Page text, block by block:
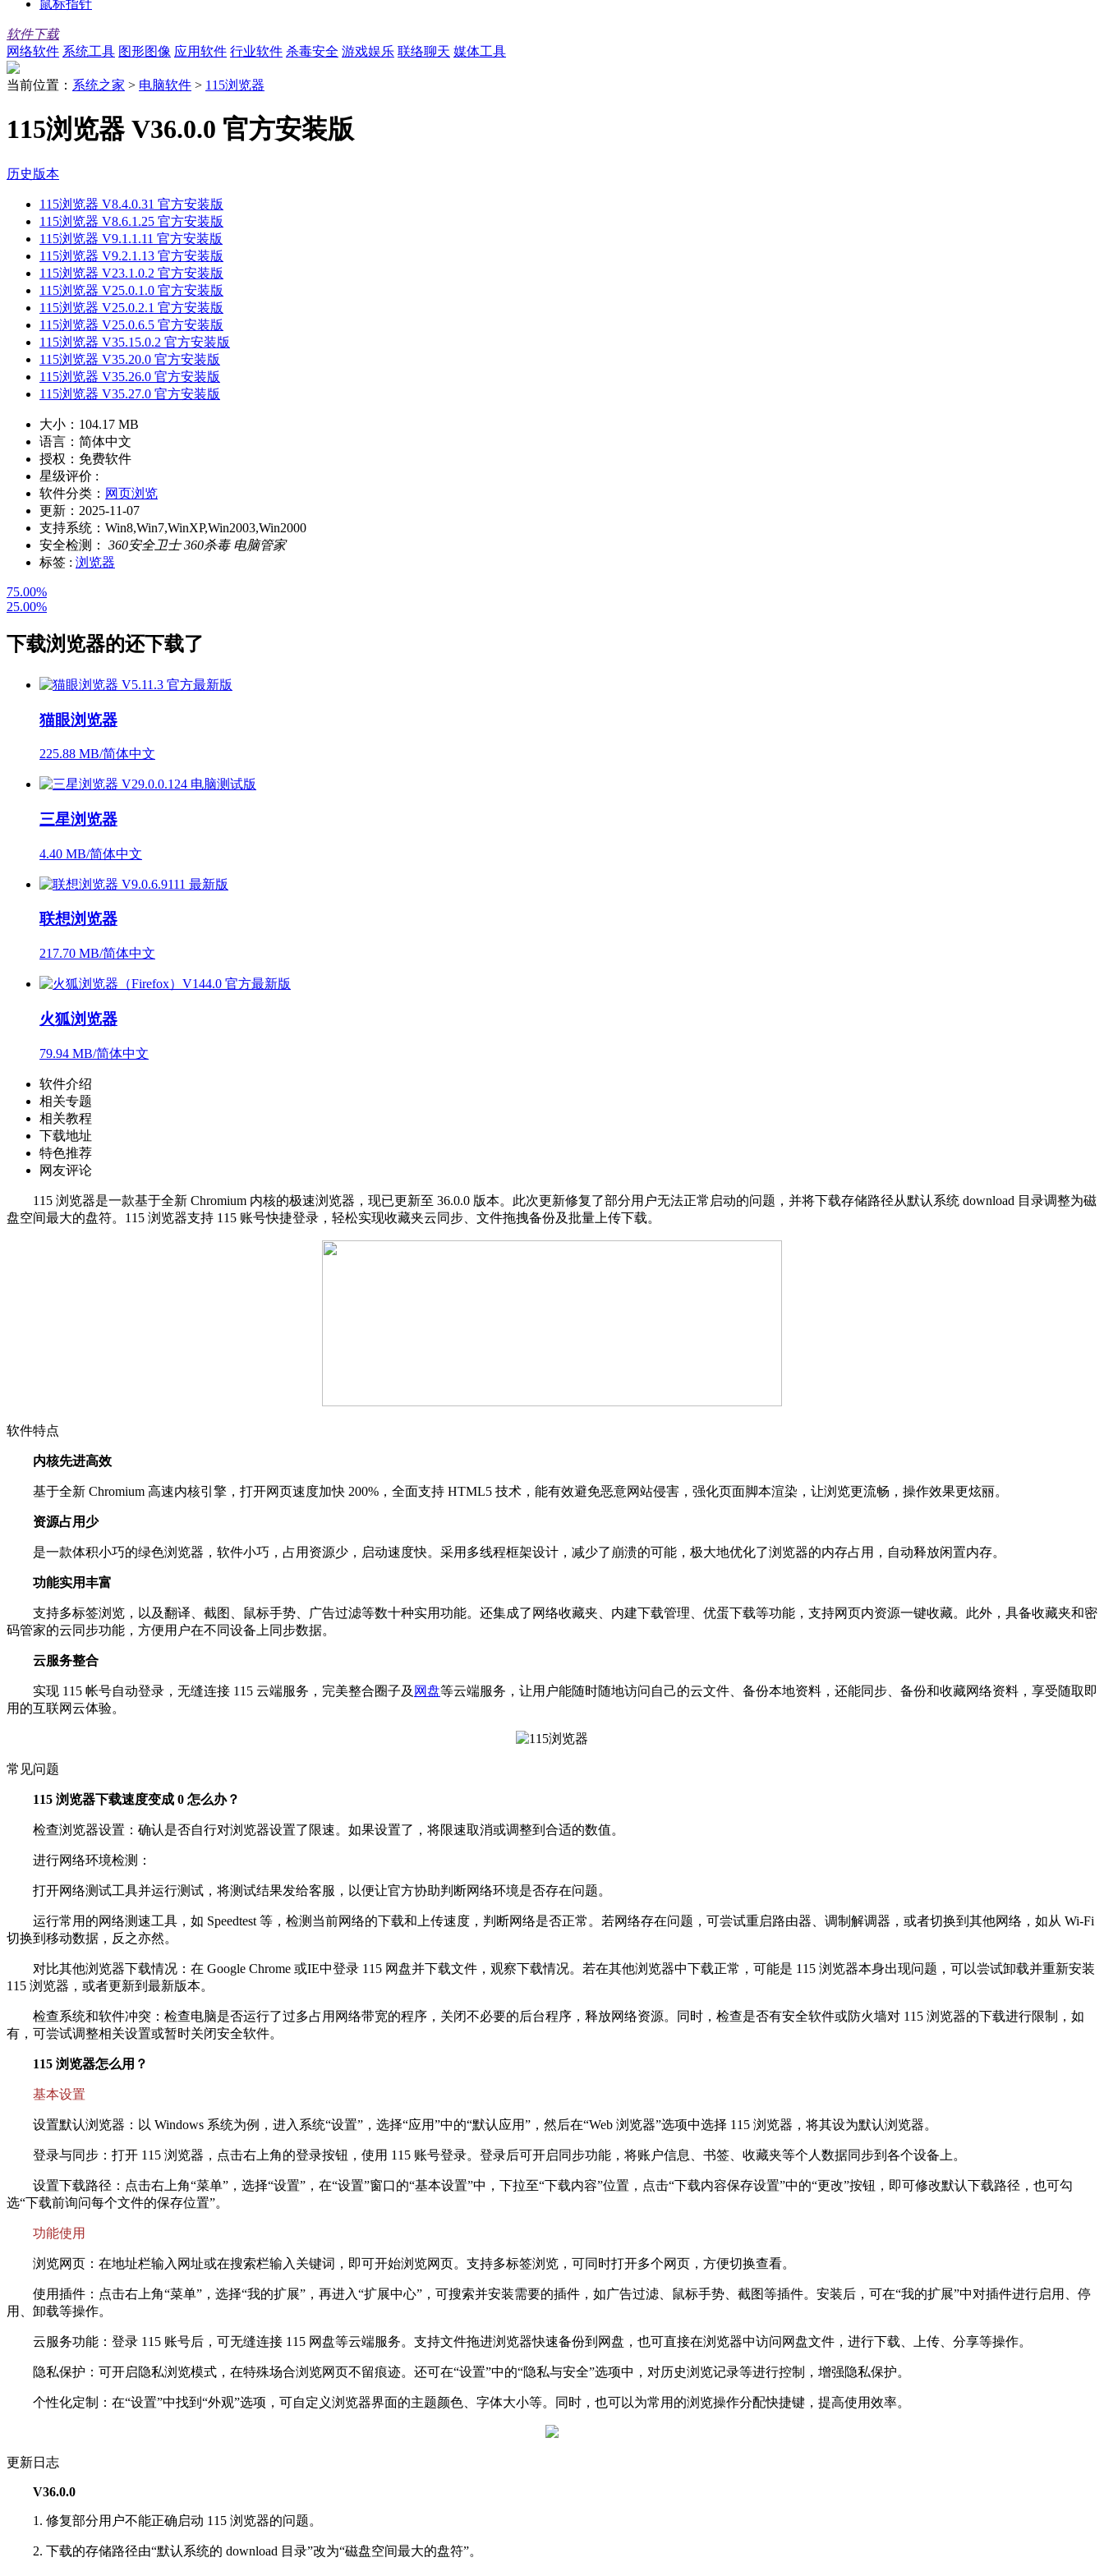
鼠标指针
软件下载
网络软件 系统工具 图形图像 应用软件 行业软件 杀毒安全 游戏娱乐 联络聊天 媒体工具
当前位置： 系统之家 > 电脑软件 > 115浏览器
115浏览器 V36.0.0 官方安装版
历史版本
115浏览器 V8.4.0.31 官方安装版
115浏览器 V8.6.1.25 官方安装版
115浏览器 V9.1.1.11 官方安装版
115浏览器 V9.2.1.13 官方安装版
115浏览器 V23.1.0.2 官方安装版
115浏览器 V25.0.1.0 官方安装版
115浏览器 V25.0.2.1 官方安装版
115浏览器 V25.0.6.5 官方安装版
115浏览器 V35.15.0.2 官方安装版
115浏览器 V35.20.0 官方安装版
115浏览器 V35.26.0 官方安装版
115浏览器 V35.27.0 官方安装版
大小： 104.17 MB
语言： 简体中文
授权： 免费软件
星级评价 :
软件分类： 网页浏览
更新： 2025-11-07
支持系统： Win8,Win7,WinXP,Win2003,Win2000
安全检测：
360安全卫士 360杀毒 电脑管家
标签 : 浏览器
75.00%
25.00%
下载浏览器的还下载了
猫眼浏览器
225.88 MB/简体中文
三星浏览器
4.40 MB/简体中文
联想浏览器
217.70 MB/简体中文
火狐浏览器
79.94 MB/简体中文
软件介绍
相关专题
相关教程
下载地址
特色推荐
网友评论
115 浏览器是一款基于全新 Chromium 内核的极速浏览器，现已更新至 36.0.0 版本。此次更新修复了部分用户无法正常启动的问题，并将下载存储路径从默认系统 download 目录调整为磁
盘空间最大的盘符。115 浏览器支持 115 账号快捷登录，轻松实现收藏夹云同步、文件拖拽备份及批量上传下载。
软件特点
内核先进高效
基于全新 Chromium 高速内核引擎，打开网页速度加快 200%，全面支持 HTML5 技术，能有效避免恶意网站侵害，强化页面脚本渲染，让浏览更流畅，操作效果更炫丽。
资源占用少
是一款体积小巧的绿色浏览器，软件小巧，占用资源少，启动速度快。采用多线程框架设计，减少了崩溃的可能，极大地优化了浏览器的内存占用，自动释放闲置内存。
功能实用丰富
支持多标签浏览，以及翻译、截图、鼠标手势、广告过滤等数十种实用功能。还集成了网络收藏夹、内建下载管理、优蛋下载等功能，支持网页内资源一键收藏。此外，具备收藏夹和密
码管家的云同步功能，方便用户在不同设备上同步数据。
云服务整合
实现 115 帐号自动登录，无缝连接 115 云端服务，完美整合圈子及 网盘等云端服务，让用户能随时随地访问自己的云文件、备份本地资料，还能同步、备份和收藏网络资料，享受随取即
用的互联网云体验。
常见问题
115 浏览器下载速度变成 0 怎么办？
检查浏览器设置：确认是否自行对浏览器设置了限速。如果设置了，将限速取消或调整到合适的数值。
进行网络环境检测：
打开网络测试工具并运行测试，将测试结果发给客服，以便让官方协助判断网络环境是否存在问题。
运行常用的网络测速工具，如 Speedtest 等，检测当前网络的下载和上传速度，判断网络是否正常。若网络存在问题，可尝试重启路由器、调制解调器，或者切换到其他网络，如从 Wi-Fi
切换到移动数据，反之亦然。
对比其他浏览器下载情况：在 Google Chrome 或IE中登录 115 网盘并下载文件，观察下载情况。若在其他浏览器中下载正常，可能是 115 浏览器本身出现问题，可以尝试卸载并重新安装
115 浏览器，或者更新到最新版本。
检查系统和软件冲突：检查电脑是否运行了过多占用网络带宽的程序，关闭不必要的后台程序，释放网络资源。同时，检查是否有安全软件或防火墙对 115 浏览器的下载进行限制，如
有，可尝试调整相关设置或暂时关闭安全软件。
115 浏览器怎么用？
基本设置
设置默认浏览器：以 Windows 系统为例，进入系统“设置”，选择“应用”中的“默认应用”，然后在“Web 浏览器”选项中选择 115 浏览器，将其设为默认浏览器。
登录与同步：打开 115 浏览器，点击右上角的登录按钮，使用 115 账号登录。登录后可开启同步功能，将账户信息、书签、收藏夹等个人数据同步到各个设备上。
设置下载路径：点击右上角“菜单”，选择“设置”，在“设置”窗口的“基本设置”中，下拉至“下载内容”位置，点击“下载内容保存设置”中的“更改”按钮，即可修改默认下载路径，也可勾
选“下载前询问每个文件的保存位置”。
功能使用
浏览网页：在地址栏输入网址或在搜索栏输入关键词，即可开始浏览网页。支持多标签浏览，可同时打开多个网页，方便切换查看。
使用插件：点击右上角“菜单”，选择“我的扩展”，再进入“扩展中心”，可搜索并安装需要的插件，如广告过滤、鼠标手势、截图等插件。安装后，可在“我的扩展”中对插件进行启用、停
用、卸载等操作。
云服务功能：登录 115 账号后，可无缝连接 115 网盘等云端服务。支持文件拖进浏览器快速备份到网盘，也可直接在浏览器中访问网盘文件，进行下载、上传、分享等操作。
隐私保护：可开启隐私浏览模式，在特殊场合浏览网页不留痕迹。还可在“设置”中的“隐私与安全”选项中，对历史浏览记录等进行控制，增强隐私保护。
个性化定制：在“设置”中找到“外观”选项，可自定义浏览器界面的主题颜色、字体大小等。同时，也可以为常用的浏览操作分配快捷键，提高使用效率。
更新日志
V36.0.0
1. 修复部分用户不能正确启动 115 浏览器的问题。
2. 下载的存储路径由“默认系统的 download 目录”改为“磁盘空间最大的盘符”。